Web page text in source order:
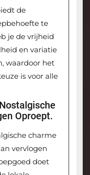
de
te
je de vrijheid
en variatie
waardoor het
is voor alle
Oproept.
charme
vervlogen
doet